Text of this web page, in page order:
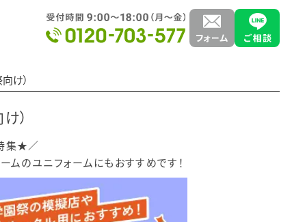
け）
）
集★／
ムのユニフォームにもおすすめです！